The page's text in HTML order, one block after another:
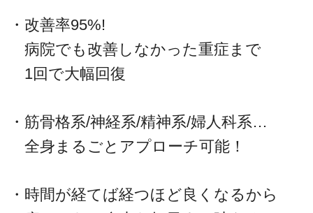
・改善率95%!
病院でも改善しなかった重症まで
1回で大幅回復
・筋骨格系/神経系/精神系/婦人科系…
全身まるごとアプローチ可能！
・時間が経てば経つほど良くなるから